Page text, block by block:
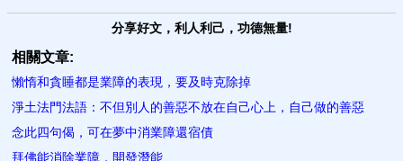
分享好文，利人利己，功德無量!
相關文章:
懶惰和貪睡都是業障的表現，要及時克除掉
淨土法門法語：不但別人的善惡不放在自己心上，自己做的善惡
念此四句偈，可在夢中消業障還宿債
拜佛能消除業障，開發潛能